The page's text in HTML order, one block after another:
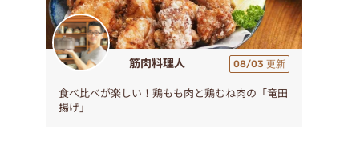
筋肉料理人 08/03 更新
食べ比べが楽しい！鶏もも肉と鶏むね肉の「竜田
揚げ」